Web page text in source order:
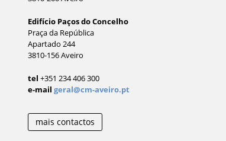
Edifício Paços do Concelho
Praça da República
Apartado 244
3810-156 Aveiro
tel +351 234 406 300
e-mail geral@cm-aveiro.pt
mais contactos